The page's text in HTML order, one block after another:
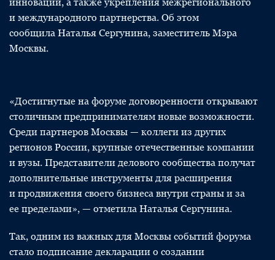
и международного партнерства. Об этом
сообщила Наталья Сергунина, заместитель Мэра
Москвы.
«Достигнутые на форуме договоренности открывают
столичным предпринимателям новые возможности.
Среди партнеров Москвы — коллеги из других
регионов России, крупные отечественные компании
и вузы. Представители делового сообщества получат
дополнительные инструменты для расширения
и продвижения своего бизнеса внутри страны и за
ее пределами», — отметила Наталья Сергунина.
Так, одним из важных для Москвы событий форума
стало подписание декларации о создании